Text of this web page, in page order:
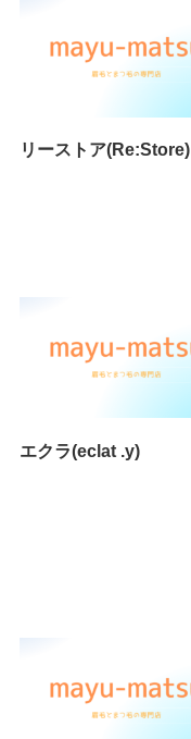
リーストア(Re:Store)
エクラ(eclat .y)